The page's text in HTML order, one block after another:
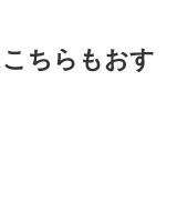
ちらもおす